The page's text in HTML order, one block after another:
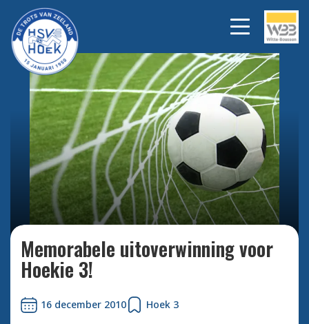
Bekijk alle foto's
Memorabele uitoverwinning voor
Hoekie 3!
16 december 2010 Hoek 3